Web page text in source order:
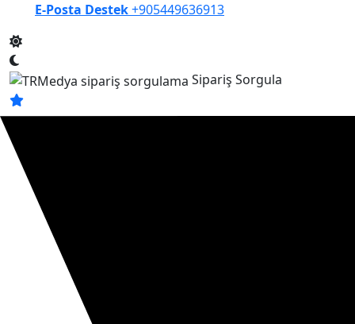
E-Posta Destek+905449636913
Sipariş Sorgula